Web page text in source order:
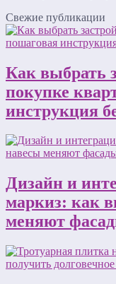
Свежие публикации
Как выбрать
покупке
инструкция
Дизайн и
маркиз: как
меняют